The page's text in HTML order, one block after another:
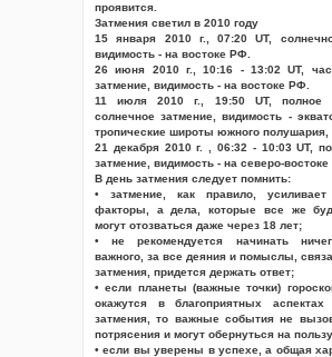
проявится.
Затмения светил в 2010 году
15 января 2010 г., 07:20 UT,
видимость - на востоке РФ.
26 июня 2010 г., 10:16 - 13:02 UT,
затмение, видимость - на востоке РФ.
11 июля 2010 г., 19:50 UT, полное
солнечное затмение, видимость -
тропические широты южного полушария,
21 декабря 2010 г. , 06:32 - 10:03 UT,
затмение, видимость - на северо-востоке
В день затмения следует помнить:
• затмение, как правило, усиливает
факторы, а дела, которые все же
могут отозваться даже через 18 лет;
• не рекомендуется начинать
важного, за все деяния и помыслы,
затмения, придется держать ответ;
• если планеты (важные точки)
окажутся в благоприятных
затмения, то важные события не
потрясения и могут обернуться на
• если вы уверены в успехе, а общая